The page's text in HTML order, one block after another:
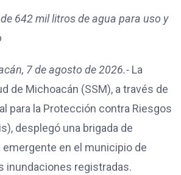
642 mil litros de agua para uso y
7 de agosto de 2026.- La
de Michoacán (SSM), a través de
para la Protección contra Riesgos
desplegó una brigada de
en el municipio de
inundaciones registradas.